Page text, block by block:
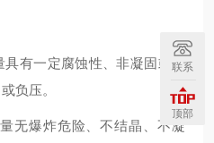
有一定腐蚀性、非凝固或非
负压。
爆炸危险、不结晶、不凝
联系
顶部